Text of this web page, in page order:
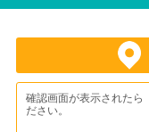
確認画面が表示されたら
ださい。